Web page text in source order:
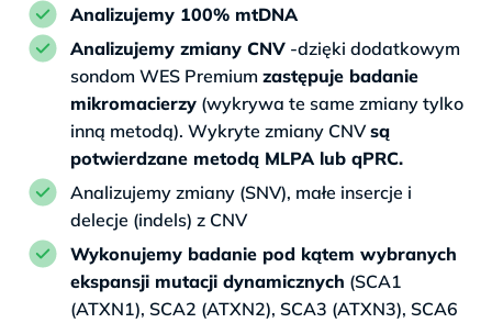
Analizujemy 100% mtDNA
Analizujemy zmiany CNV -dzięki dodatkowym
sondom WES Premium zastępuje badanie
mikromacierzy (wykrywa te same zmiany tylko
inną metodą). Wykryte zmiany CNV są
potwierdzane metodą MLPA lub qPRC.
Analizujemy zmiany (SNV), małe insercje i
delecje (indels) z CNV
Wykonujemy badanie pod kątem wybranych
ekspansji mutacji dynamicznych (SCA1
(ATXN1), SCA2 (ATXN2), SCA3 (ATXN3), SCA6